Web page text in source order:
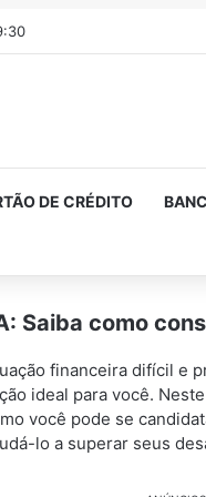
DE CRÉDITO
Saiba como
financeira difícil e
ideal para você.
você pode se
lo a superar seus